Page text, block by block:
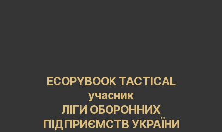
ECOPYBOOK TACTICAL
учасник
ЛІГИ ОБОРОННИХ
ПІДПРИЄМСТВ УКРАЇНИ